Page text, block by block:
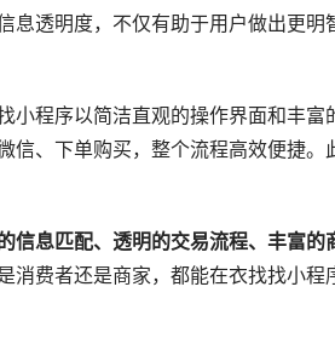
息透明度，不仅有助于用户做出更
小程序以简洁直观的操作界面和丰
信、下单购买，整个流程高效便捷
信息匹配、透明的交易流程、丰富的
消费者还是商家，都能在衣找找小程